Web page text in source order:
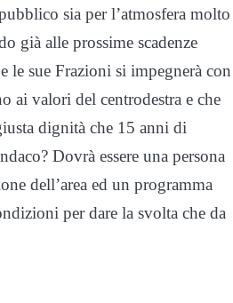
sia per l’atmosfera molto
già alle prossime scadenze
le sue Frazioni si impegnerà con
ai valori del centrodestra e che
dignità che 15 anni di
Dovrà essere una persona
dell’area ed un programma
per dare la svolta che da